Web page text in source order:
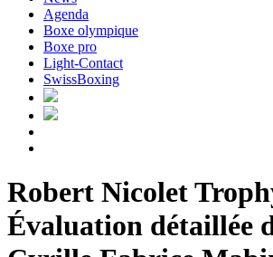
Agenda
Boxe olympique
Boxe pro
Light-Contact
SwissBoxing
Robert Nicolet
Évaluation détaillée